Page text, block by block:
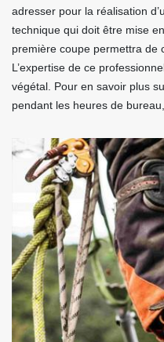
adresser pour la réalisation
technique qui doit être mise
première coupe permettra de
L’expertise de ce
végétal. Pour en savoir plus
pendant les heures de